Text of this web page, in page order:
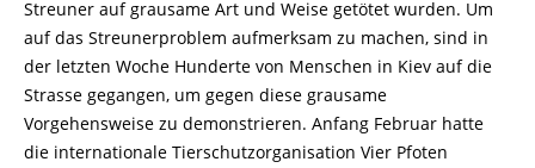
Streuner auf grausame Art und Weise getötet wurden. Um
auf das Streunerproblem aufmerksam zu machen, sind in
der letzten Woche Hunderte von Menschen in Kiev auf die
Strasse gegangen, um gegen diese grausame
Vorgehensweise zu demonstrieren. Anfang Februar hatte
die internationale Tierschutzorganisation Vier Pfoten